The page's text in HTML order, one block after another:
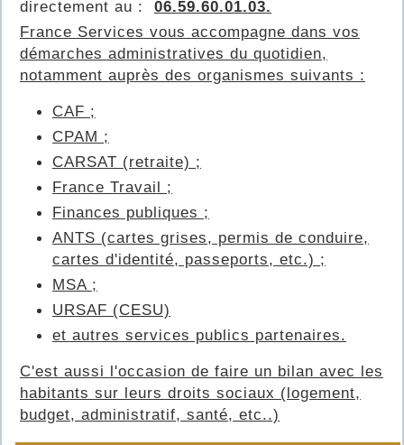
directement au : 06.59.60.01.03.
France Services vous accompagne dans vos
démarches administratives du quotidien,
notamment auprès des organismes suivants :
CAF ;
CPAM ;
CARSAT (retraite) ;
France Travail ;
Finances publiques ;
ANTS (cartes grises, permis de conduire,
cartes d'identité, passeports, etc.) ;
MSA ;
URSAF (CESU)
et autres services publics partenaires.
C'est aussi l'occasion de faire un bilan avec les
habitants sur leurs droits sociaux (logement,
budget, administratif, santé, etc..)